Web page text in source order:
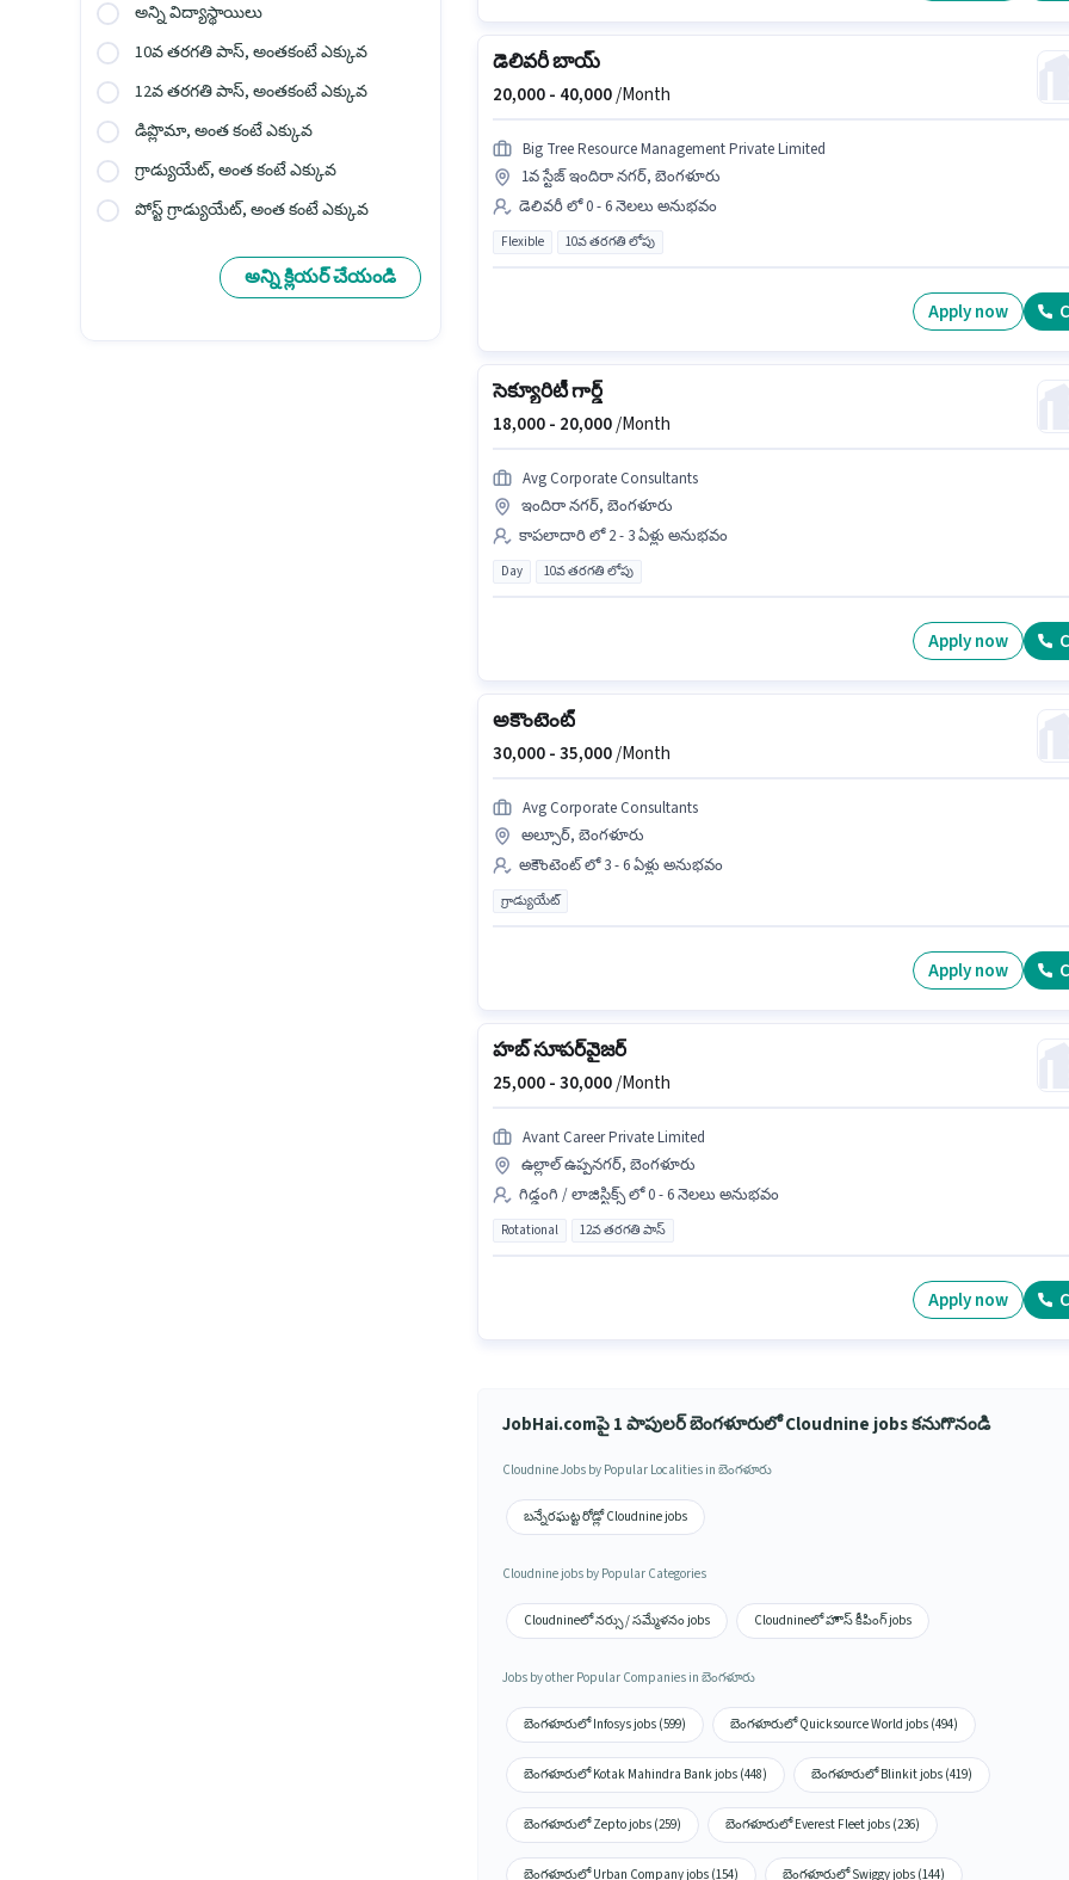
అన్ని విద్యాస్థాయిలు
10వ తరగతి పాస్, అంతకంటే ఎక్కువ
12వ తరగతి పాస్, అంతకంటే ఎక్కువ
డిప్లొమా, అంత కంటే ఎక్కువ
గ్రాడ్యుయేట్, అంత కంటే ఎక్కువ
పోస్ట్ గ్రాడ్యుయేట్, అంత కంటే ఎక్కువ
అన్ని క్లియర్ చేయండి
డెలివరీ బాయ్
20,000 - 40,000/Month
Big Tree Resource Management Private Limited
1వ స్టేజ్ ఇందిరా నగర్, బెంగళూరు
డెలివరీ లో 0 - 6 నెలలు అనుభవం
Flexible 10వ తరగతి లోపు
Apply now
సెక్యూరిటీ గార్డ్
18,000 - 20,000/Month
Avg Corporate Consultants
ఇందిరా నగర్, బెంగళూరు
కాపలాదారి లో 2 - 3 ఏళ్లు అనుభవం
Day 10వ తరగతి లోపు
Apply now
అకౌంటెంట్
30,000 -35,000/Month
Avg Corporate Consultants
అల్సూర్, బెంగళూరు
అకౌంటెంట్ లో 3 - 6 ఏళ్లు అనుభవం
గ్రాడ్యుయేట్
Apply now
హబ్ సూపర్‌వైజర్
25,000 -30,000/Month
Avant Career Private Limited
ఉల్లాల్ ఉప్పనగర్, బెంగళూరు
గిడ్డంగి / లాజిస్టిక్స్ లో 0 - 6 నెలలు అనుభవం
Rotational 12వ తరగతి పాస్
Apply now
JobHai.comపై 1 పాపులర్ బెంగళూరులో Cloudnine jobs కనుగొనండి
Cloudnine Jobs by Popular Localities in బెంగళూరు
బన్నేరఘట్ట రోడ్లో Cloudnine jobs
Cloudnine jobs by Popular Categories
Cloudnineలో నర్సు / సమ్మేళనం jobs Cloudnineలో హౌస్ కీపింగ్ jobs
Jobs by other Popular Companies in బెంగళూరు
బెంగళూరులో Infosys jobs (599) బెంగళూరులో Quicksource World jobs (494)
బెంగళూరులో Kotak Mahindra Bank jobs (448) బెంగళూరులో Blinkit jobs (419)
బెంగళూరులో Zepto jobs (259) బెంగళూరులో Everest Fleet jobs (236)
బెంగళూరులో Urban Company jobs (154) బెంగళూరులో Swiggy jobs (144)